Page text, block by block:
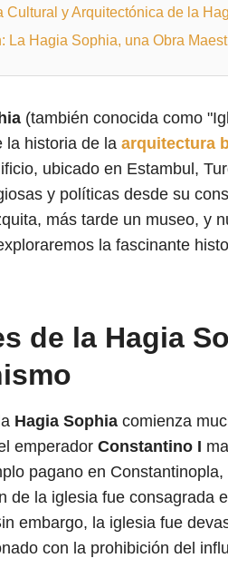
Cultural y Arquitectónica de la
La Hagia Sophia, una Obra
(también conocida como
la historia de la arquitectura
ubicado en Estambul,
y políticas desde su
más tarde un museo, y
la fascinante
de la Hagia
Hagia Sophia comienza
emperador Constantino I
pagano en
de la iglesia fue consagrada
embargo, la iglesia fue
con la prohibición del